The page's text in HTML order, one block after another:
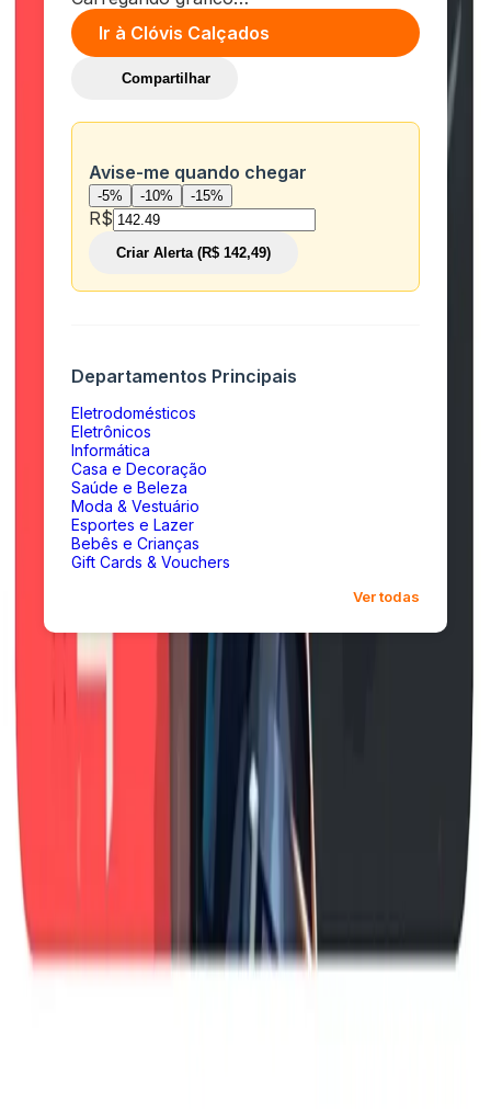
Ir à Clóvis Calçados
Compartilhar
Avise-me quando chegar
-5% -10% -15%
R$
Criar Alerta (R$ 142,49)
Departamentos Principais
Eletrodomésticos
Eletrônicos
Informática
Casa e Decoração
Saúde e Beleza
Moda & Vestuário
Esportes e Lazer
Bebês e Crianças
Gift Cards & Vouchers
Ver todas
Opções de Presente
Gift Card Digital Riot Valorant R$50,00
R$ 50,00
INCOMM
Gift Card Digital McAfee Plus Premium
INCOMM